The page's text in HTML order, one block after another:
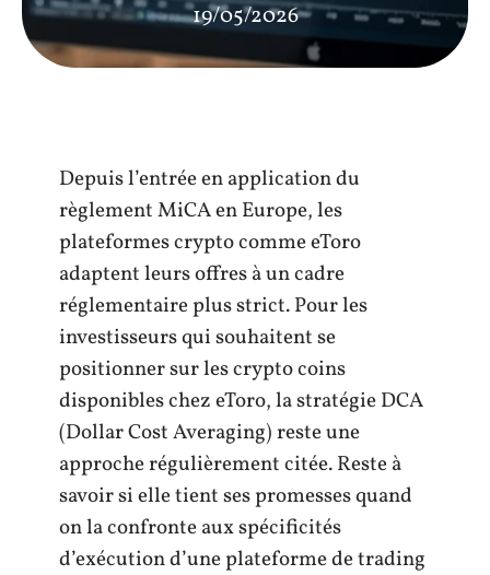
19/05/2026
Depuis l’entrée en application du
règlement MiCA en Europe, les
plateformes crypto comme eToro
adaptent leurs offres à un cadre
réglementaire plus strict. Pour les
investisseurs qui souhaitent se
positionner sur les crypto coins
disponibles chez eToro, la stratégie DCA
(Dollar Cost Averaging) reste une
approche régulièrement citée. Reste à
savoir si elle tient ses promesses quand
on la confronte aux spécificités
d’exécution d’une plateforme de trading